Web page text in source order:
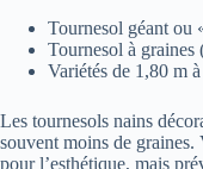
Tournesol géant ou
Tournesol à graines
Variétés de 1,80 m
Les tournesols nains
souvent moins de graines.
pour l’esthétique, mais